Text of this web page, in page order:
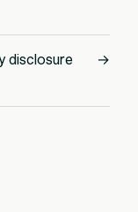
disclosure
→